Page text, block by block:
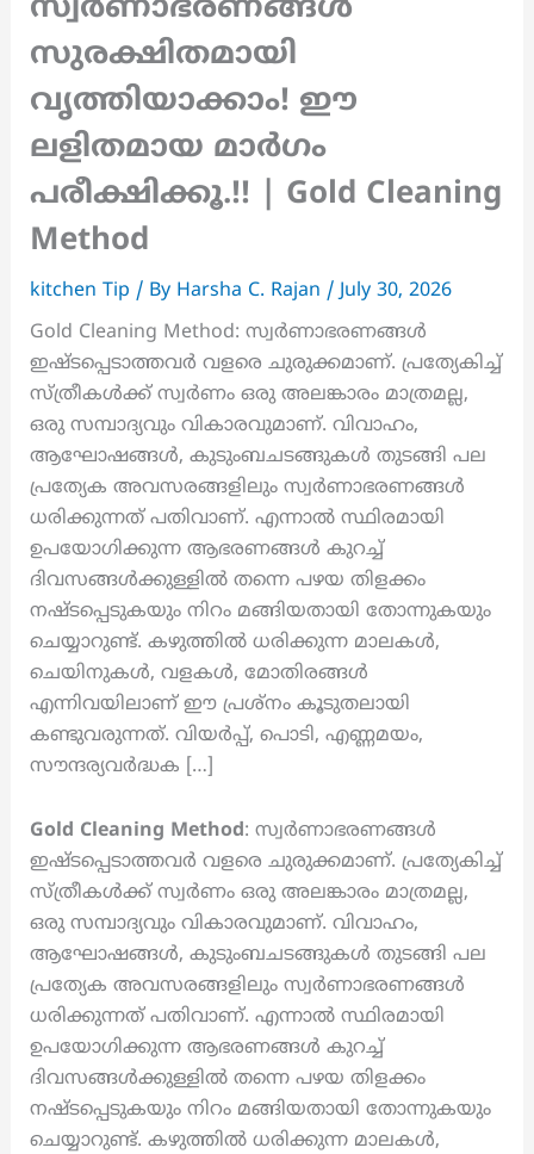
സ്വർണാഭരണങ്ങൾ
സുരക്ഷിതമായി
വൃത്തിയാക്കാം! ഈ
ലളിതമായ മാർഗം
പരീക്ഷിക്കൂ.!! | Gold Cleaning
Method
kitchen Tip / By Harsha C. Rajan / July 30, 2026
Gold Cleaning Method: സ്വർണാഭരണങ്ങൾ
ഇഷ്ടപ്പെടാത്തവർ വളരെ ചുരുക്കമാണ്. പ്രത്യേകിച്ച്
സ്ത്രീകൾക്ക് സ്വർണം ഒരു അലങ്കാരം മാത്രമല്ല,
ഒരു സമ്പാദ്യവും വികാരവുമാണ്. വിവാഹം,
ആഘോഷങ്ങൾ, കുടുംബചടങ്ങുകൾ തുടങ്ങി പല
പ്രത്യേക അവസരങ്ങളിലും സ്വർണാഭരണങ്ങൾ
ധരിക്കുന്നത് പതിവാണ്. എന്നാൽ സ്ഥിരമായി
ഉപയോഗിക്കുന്ന ആഭരണങ്ങൾ കുറച്ച്
ദിവസങ്ങൾക്കുള്ളിൽ തന്നെ പഴയ തിളക്കം
നഷ്ടപ്പെടുകയും നിറം മങ്ങിയതായി തോന്നുകയും
ചെയ്യാറുണ്ട്. കഴുത്തിൽ ധരിക്കുന്ന മാലകൾ,
ചെയിനുകൾ, വളകൾ, മോതിരങ്ങൾ
എന്നിവയിലാണ് ഈ പ്രശ്നം കൂടുതലായി
കണ്ടുവരുന്നത്. വിയർപ്പ്, പൊടി, എണ്ണമയം,
സൗന്ദര്യവർദ്ധക […]
Gold Cleaning Method: സ്വർണാഭരണങ്ങൾ
ഇഷ്ടപ്പെടാത്തവർ വളരെ ചുരുക്കമാണ്. പ്രത്യേകിച്ച്
സ്ത്രീകൾക്ക് സ്വർണം ഒരു അലങ്കാരം മാത്രമല്ല,
ഒരു സമ്പാദ്യവും വികാരവുമാണ്. വിവാഹം,
ആഘോഷങ്ങൾ, കുടുംബചടങ്ങുകൾ തുടങ്ങി പല
പ്രത്യേക അവസരങ്ങളിലും സ്വർണാഭരണങ്ങൾ
ധരിക്കുന്നത് പതിവാണ്. എന്നാൽ സ്ഥിരമായി
ഉപയോഗിക്കുന്ന ആഭരണങ്ങൾ കുറച്ച്
ദിവസങ്ങൾക്കുള്ളിൽ തന്നെ പഴയ തിളക്കം
നഷ്ടപ്പെടുകയും നിറം മങ്ങിയതായി തോന്നുകയും
ചെയ്യാറുണ്ട്. കഴുത്തിൽ ധരിക്കുന്ന മാലകൾ,